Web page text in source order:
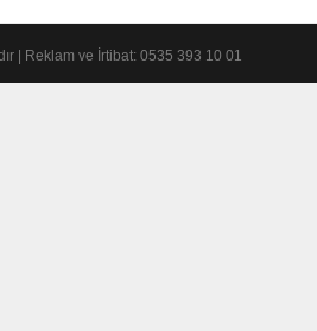
| Reklam ve İrtibat: 0535 393 10 01